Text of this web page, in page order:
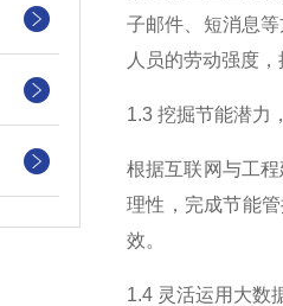
子邮件、短消息
人员的劳动强度，
1.3 挖掘节能潜力
根据互联网与工
理性，完成节能
效。
1.4 灵活运用大数